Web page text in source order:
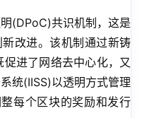
(DPoC)共识机制，这是
改进。该机制通过新铸
进了网络去中心化，又
统(IISS)以透明方式管理
每个区块的奖励和发行